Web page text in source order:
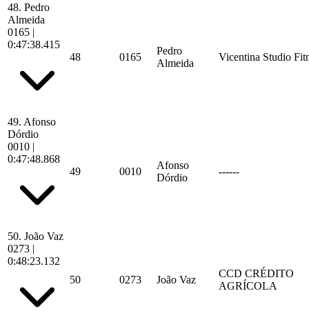
48. Pedro
Almeida
0165 |
0:47:38.415
48
0165
Pedro
Almeida
Vicentina Studio
49. Afonso
Dórdio
0010 |
0:47:48.868
49
0010
Afonso
Dórdio
------
50. João Vaz
0273 |
0:48:23.132
50
0273 João Vaz
CCD CRÉDITO
AGRÍCOLA